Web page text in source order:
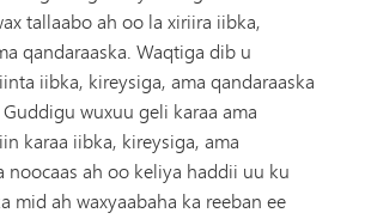
tallaabo ah oo la xiriira iibka,
qandaraaska. Waqtiga dib u
iibka, kireysiga, ama qandaraaska
wuxuu geli karaa ama
karaa iibka, kireysiga, ama
noocaas ah oo keliya haddii uu ku
mid ah waxyaabaha ka reeban ee